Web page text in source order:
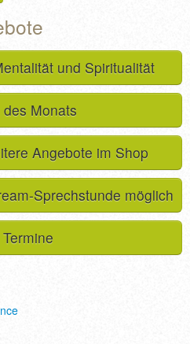
und Spiritualität
Monats
Angebote im Shop
Sprechstunde möglich